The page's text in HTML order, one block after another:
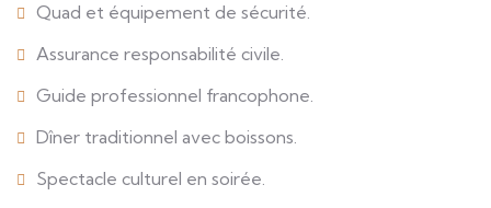
Quad et équipement de sécurité.
Assurance responsabilité civile.
Guide professionnel francophone.
Dîner traditionnel avec boissons.
Spectacle culturel en soirée.